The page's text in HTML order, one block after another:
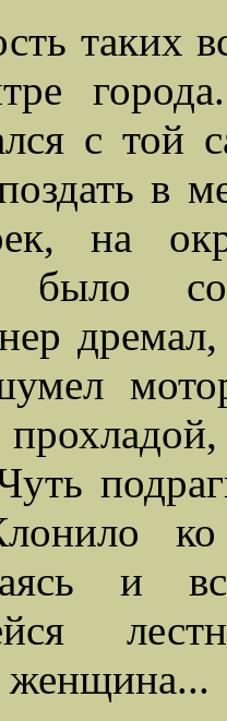
таких
с той
в
на
было
дремал,
и
женщина...